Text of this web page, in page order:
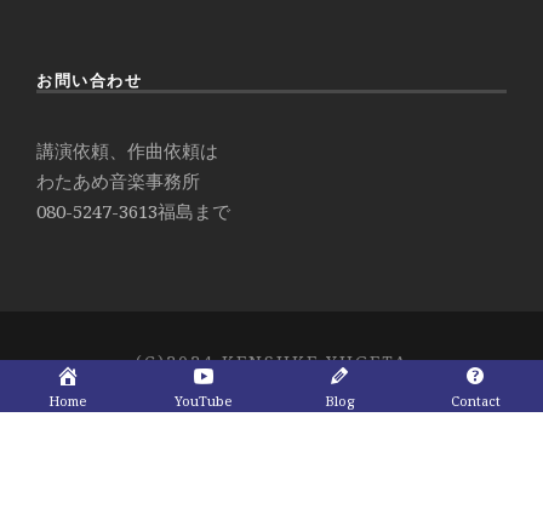
お問い合わせ
講演依頼、作曲依頼は
わたあめ音楽事務所
080-5247-3613福島まで
(C)2024 KENSUKE YUGETA
Home YouTube Blog Contact